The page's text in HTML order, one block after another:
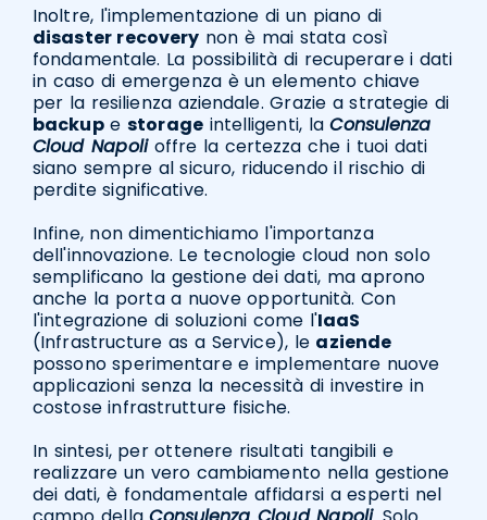
Inoltre, l'implementazione di un piano di
disaster recovery non è mai stata così
fondamentale. La possibilità di recuperare i dati
in caso di emergenza è un elemento chiave
per la resilienza aziendale. Grazie a strategie di
backupestorageintelligenti, laConsulenza
Cloud Napolioffre la certezza che i tuoi dati
siano sempre al sicuro, riducendo il rischio di
perdite significative.
Infine, non dimentichiamo l'importanza
dell'innovazione. Le tecnologie cloud non solo
semplificano la gestione dei dati, ma aprono
anche la porta a nuove opportunità. Con
l'integrazione di soluzioni come l'IaaS
(Infrastructure as a Service), le aziende
possono sperimentare e implementare nuove
applicazioni senza la necessità di investire in
costose infrastrutture fisiche.
In sintesi, per ottenere risultati tangibili e
realizzare un vero cambiamento nella gestione
dei dati, è fondamentale affidarsi a esperti nel